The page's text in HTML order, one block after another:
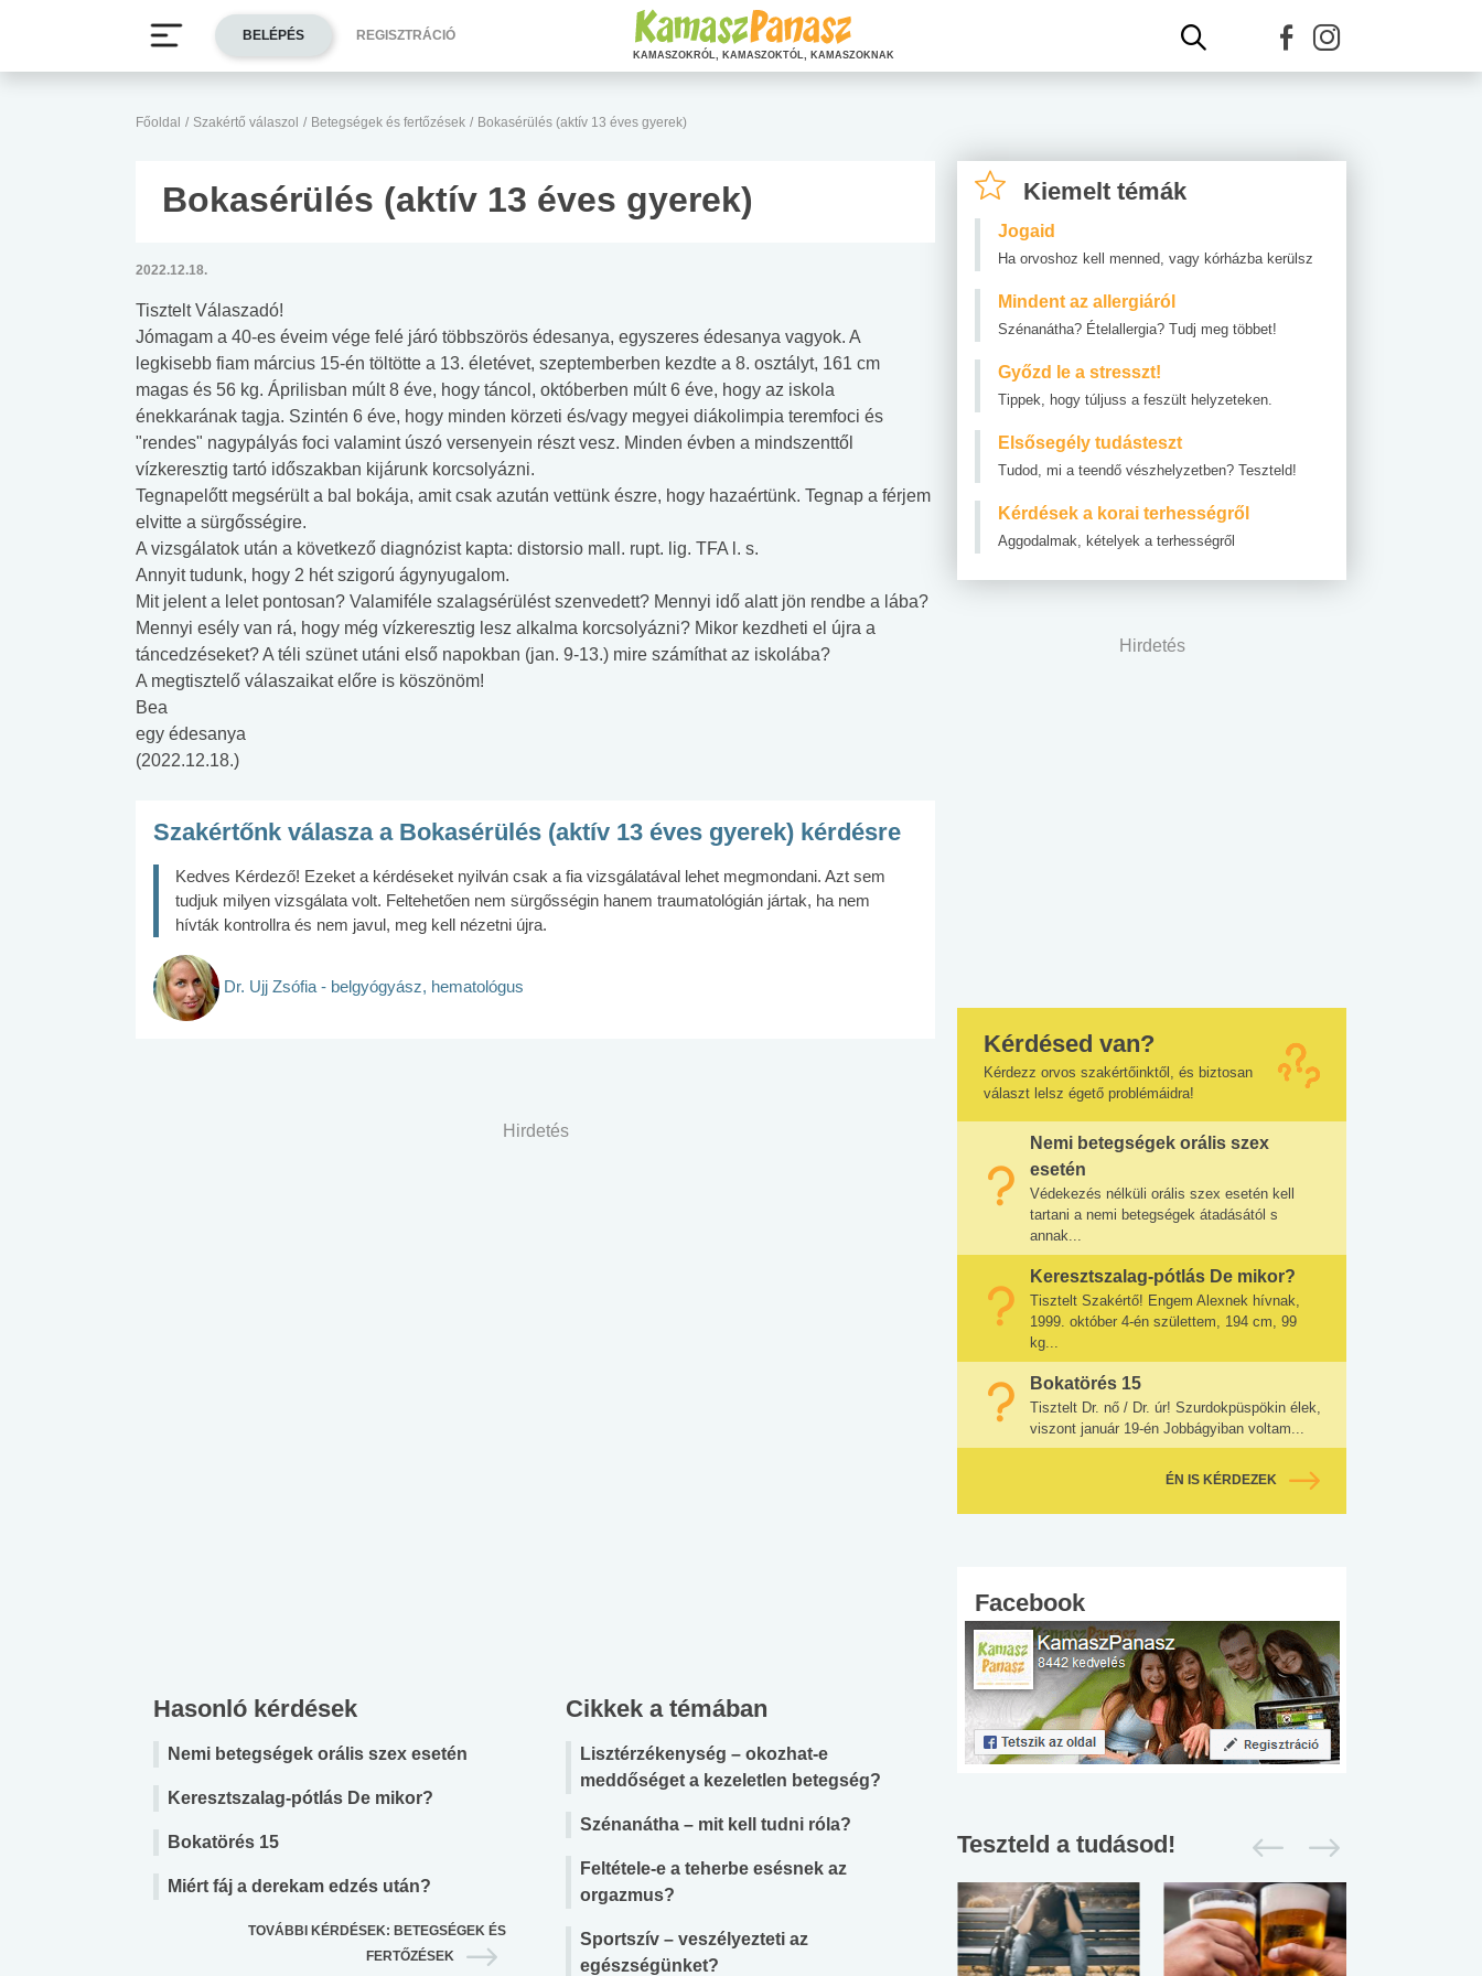
Főoldal / Szakértő válaszol / Betegségek és fertőzések / Bokasérülés (aktív 13 éves gyerek)
Bokasérülés (aktív 13 éves gyerek)
2022.12.18.
Tisztelt Válaszadó!
Jómagam a 40-es éveim vége felé járó többszörös édesanya, egyszeres édesanya vagyok. A
legkisebb fiam március 15-én töltötte a 13. életévet, szeptemberben kezdte a 8. osztályt, 161 cm
magas és 56 kg. Áprilisban múlt 8 éve, hogy táncol, októberben múlt 6 éve, hogy az iskola
énekkarának tagja. Szintén 6 éve, hogy minden körzeti és/vagy megyei diákolimpia teremfoci és
"rendes" nagypályás foci valamint úszó versenyein részt vesz. Minden évben a mindszenttől
vízkeresztig tartó időszakban kijárunk korcsolyázni.
Tegnapelőtt megsérült a bal bokája, amit csak azután vettünk észre, hogy hazaértünk. Tegnap a férjem
elvitte a sürgősségire.
A vizsgálatok után a következő diagnózist kapta: distorsio mall. rupt. lig. TFA l. s.
Annyit tudunk, hogy 2 hét szigorú ágynyugalom.
Mit jelent a lelet pontosan? Valamiféle szalagsérülést szenvedett? Mennyi idő alatt jön rendbe a lába?
Mennyi esély van rá, hogy még vízkeresztig lesz alkalma korcsolyázni? Mikor kezdheti el újra a
táncedzéseket? A téli szünet utáni első napokban (jan. 9-13.) mire számíthat az iskolába?
A megtisztelő válaszaikat előre is köszönöm!
Bea
egy édesanya
(2022.12.18.)
Szakértőnk válasza a Bokasérülés (aktív 13 éves gyerek) kérdésre
Kedves Kérdező! Ezeket a kérdéseket nyilván csak a fia vizsgálatával lehet megmondani. Azt sem
tudjuk milyen vizsgálata volt. Feltehetően nem sürgősségin hanem traumatológián jártak, ha nem
hívták kontrollra és nem javul, meg kell nézetni újra.
Dr. Ujj Zsófia - belgyógyász, hematológus
Hirdetés
Hasonló kérdések
Nemi betegségek orális szex esetén
Keresztszalag-pótlás De mikor?
Bokatörés 15
Miért fáj a derekam edzés után?
TOVÁBBI KÉRDÉSEK: BETEGSÉGEK ÉS
FERTŐZÉSEK
Cikkek a témában
Lisztérzékenység – okozhat-e
meddőséget a kezeletlen betegség?
Szénanátha – mit kell tudni róla?
Feltétele-e a teherbe esésnek az
orgazmus?
Sportszív – veszélyezteti az
egészségünket?
Kiemelt témák
Jogaid
Ha orvoshoz kell menned, vagy kórházba kerülsz
Mindent az allergiáról
Szénanátha? Ételallergia? Tudj meg többet!
Győzd le a stresszt!
Tippek, hogy túljuss a feszült helyzeteken.
Elsősegély tudásteszt
Tudod, mi a teendő vészhelyzetben? Teszteld!
Kérdések a korai terhességről
Aggodalmak, kételyek a terhességről
Hirdetés
Kérdésed van?
Kérdezz orvos szakértőinktől, és biztosan
választ lelsz égető problémáidra!
Nemi betegségek orális szex
esetén
Védekezés nélküli orális szex esetén kell
tartani a nemi betegségek átadásától s
annak...
Keresztszalag-pótlás De mikor?
Tisztelt Szakértő! Engem Alexnek hívnak,
1999. október 4-én születtem, 194 cm, 99
kg...
Bokatörés 15
Tisztelt Dr. nő / Dr. úr! Szurdokpüspökin élek,
viszont január 19-én Jobbágyiban voltam...
ÉN IS KÉRDEZEK
Facebook
Teszteld a tudásod!
BELÉPÉS REGISZTRÁCIÓ
KAMASZOKRÓL, KAMASZOKTÓL, KAMASZOKNAK